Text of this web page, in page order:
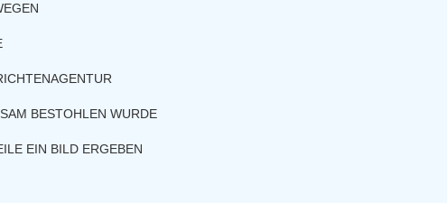
BESTOHLEN WURDE
EIN BILD ERGEBEN